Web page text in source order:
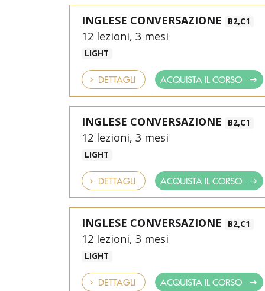
INGLESE CONVERSAZIONE B2,C1
12 lezioni, 3 mesi
LIGHT
DETTAGLI ACQUISTA IL CORSO
INGLESE CONVERSAZIONE B2,C1
12 lezioni, 3 mesi
LIGHT
DETTAGLI ACQUISTA IL CORSO
INGLESE CONVERSAZIONE B2,C1
12 lezioni, 3 mesi
LIGHT
DETTAGLI ACQUISTA IL CORSO